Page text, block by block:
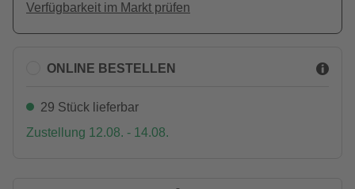
Verfügbarkeit im Markt prüfen
ONLINE BESTELLEN
29 Stück lieferbar
Zustellung 12.08. - 14.08.